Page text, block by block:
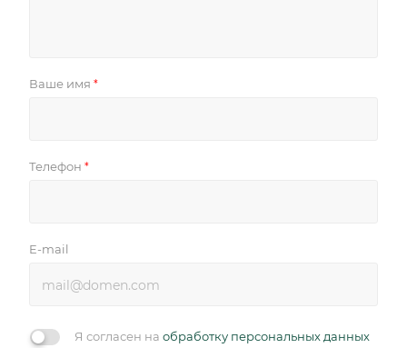
Ваше имя *
Телефон *
E-mail
Я согласен на обработку персональных данных